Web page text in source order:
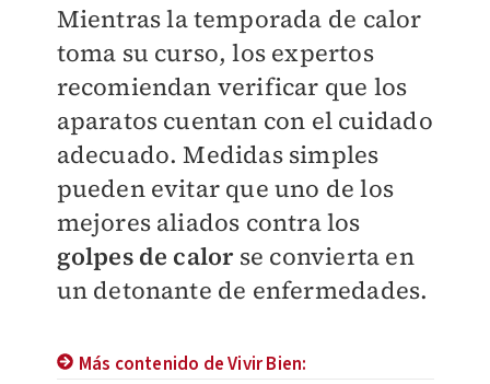
Mientras la temporada de calor
toma su curso, los expertos
recomiendan verificar que los
aparatos cuentan con el cuidado
adecuado. Medidas simples
pueden evitar que uno de los
mejores aliados contra los
golpes de calor se convierta en
un detonante de enfermedades.
Más contenido de Vivir Bien: